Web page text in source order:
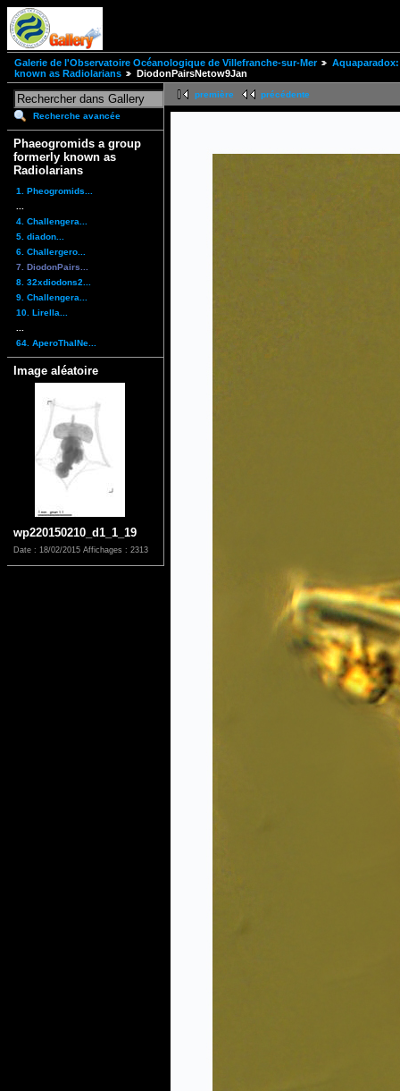
Galerie de l'Observatoire Océanologique de Villefranche-sur-Mer
known as Radiolarians
DiodonPairsNetow9Jan
Recherche avancée
Phaeogromids a group
formerly known as
Radiolarians
1. Pheogromids...
4. Challengera...
5. diadon...
6. Challergero...
7. DiodonPairs...
8. 32xdiodons2...
9. Challengera...
10. Lirella...
64. AperoThalNe...
Image aléatoire
wp220150210_d1_1_19
Date : 18/02/2015 Affichages : 2313
première précédente